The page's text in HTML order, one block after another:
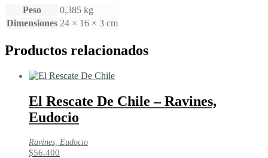
Peso
0,385 kg
Dimensiones 24 × 16 × 3 cm
Productos relacionados
El Rescate De Chile – Ravines,
Eudocio
Ravines, Eudocio
$56.400